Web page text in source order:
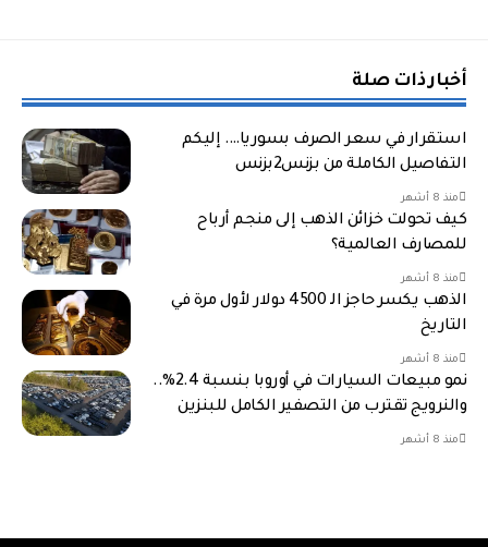
أخبار ذات صلة
استقرار في سعر الصرف بسوريا…. إليكم
التفاصيل الكاملة من بزنس2بزنس
منذ 8 أشهر
كيف تحولت خزائن الذهب إلى منجم أرباح
للمصارف العالمية؟
منذ 8 أشهر
الذهب يكسر حاجز الـ 4500 دولار لأول مرة في
التاريخ
منذ 8 أشهر
نمو مبيعات السيارات في أوروبا بنسبة 2.4%..
والنرويج تقترب من التصفير الكامل للبنزين
منذ 8 أشهر